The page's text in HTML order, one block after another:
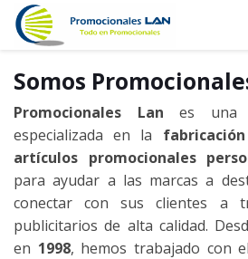
Somos
Promocionales Lan es una
especializada en la
artículos promocionales
para ayudar a las marcas a
conectar con sus clientes a
publicitarios de alta calidad.
en 1998, hemos trabajado con